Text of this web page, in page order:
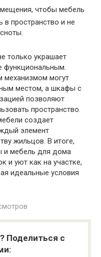
чтобы мебель
в пространство и не
только украшает
функциональным.
механизмом могут
местом, а шкафы с
позволяют
пространство.
создает
элемент
жильцов. В итоге,
и мебель для дома
и уют как на участке,
идеальные условия
Поделиться с